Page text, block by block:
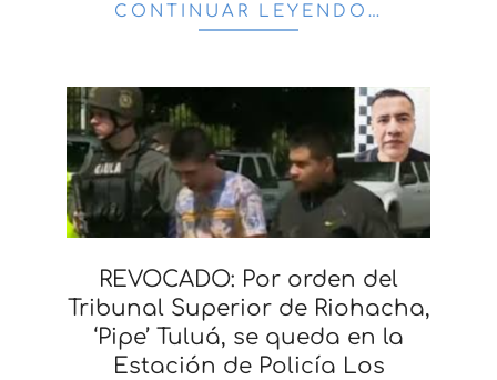
CONTINUAR LEYENDO…
REVOCADO: Por orden del
Tribunal Superior de Riohacha,
‘Pipe’ Tuluá, se queda en la
Estación de Policía Los